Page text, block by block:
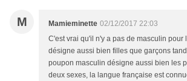
M Mamieminette 02/12/2017 22:03
C'est vrai qu'il n'y a pas de masculin pour
désigne aussi bien filles que garçons
poupon masculin désigne aussi bien les
deux sexes, la langue française est